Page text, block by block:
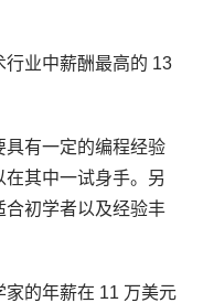
业中薪酬最高的 13
具有一定的编程经验
其中一试身手。另
合初学者以及经验丰
的年薪在 11 万美元